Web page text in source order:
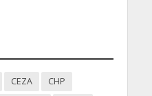
CEZA
CHP